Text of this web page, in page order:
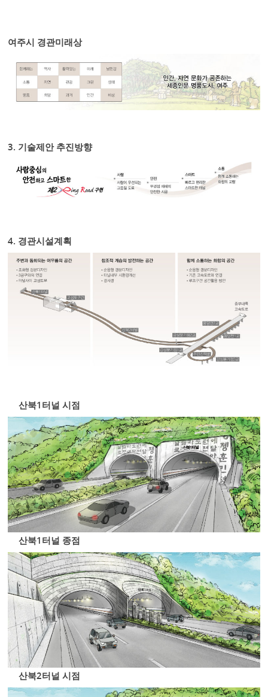
여주시 경관미래상
3. 기술제안 추진방향
4. 경관시설계획
산북1터널 시점
산북1터널 종점
산북2터널 시점